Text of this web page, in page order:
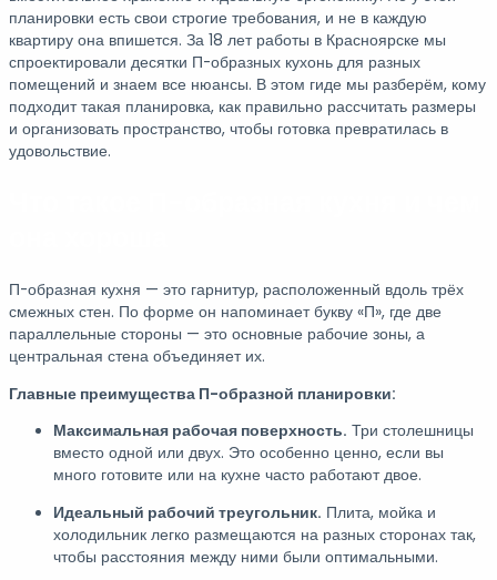
планировки есть свои строгие требования, и не в каждую
квартиру она впишется. За 18 лет работы в Красноярске мы
спроектировали десятки П-образных кухонь для разных
помещений и знаем все нюансы. В этом гиде мы разберём, кому
подходит такая планировка, как правильно рассчитать размеры
и организовать пространство, чтобы готовка превратилась в
удовольствие.
П-образная кухня — это гарнитур, расположенный вдоль трёх
смежных стен. По форме он напоминает букву «П», где две
параллельные стороны — это основные рабочие зоны, а
центральная стена объединяет их.
Главные преимущества П-образной планировки:
Максимальная рабочая поверхность. Три столешницы
вместо одной или двух. Это особенно ценно, если вы
много готовите или на кухне часто работают двое.
Идеальный рабочий треугольник. Плита, мойка и
холодильник легко размещаются на разных сторонах так,
чтобы расстояния между ними были оптимальными.